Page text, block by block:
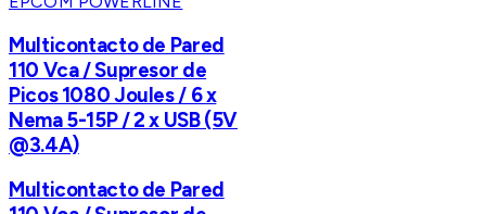
Multicontacto de Pared
110 Vca / Supresor de
Picos 1080 Joules / 6 x
Nema 5-15P / 2 x USB (5V
@3.4A)
Multicontacto de Pared